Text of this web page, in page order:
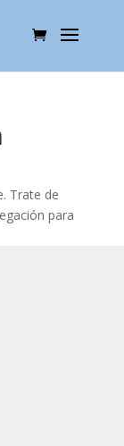
Trate de
para